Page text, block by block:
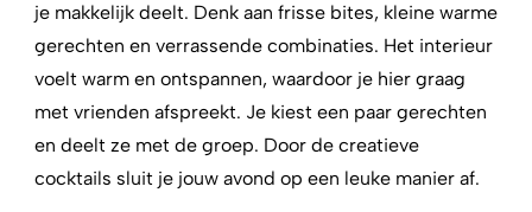
je makkelijk deelt. Denk aan frisse bites, kleine warme
gerechten en verrassende combinaties. Het interieur
voelt warm en ontspannen, waardoor je hier graag
met vrienden afspreekt. Je kiest een paar gerechten
en deelt ze met de groep. Door de creatieve
cocktails sluit je jouw avond op een leuke manier af.